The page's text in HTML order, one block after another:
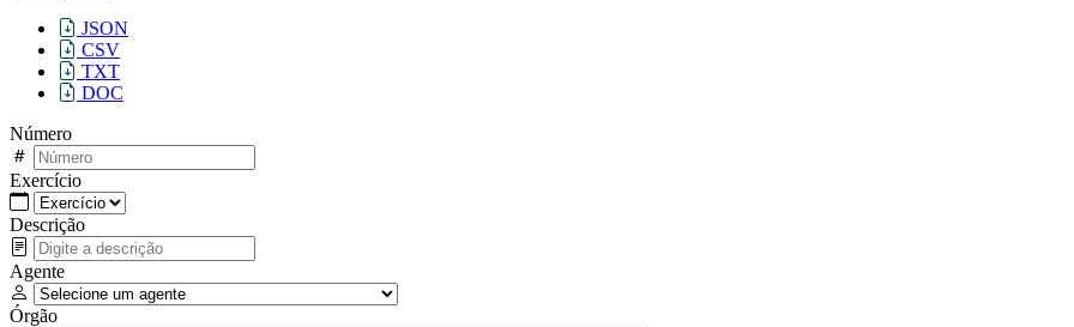
JSON
CSV
TXT
DOC
Número
Exercício
Descrição
Agente
Órgão